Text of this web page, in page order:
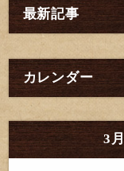
最新記事
カレンダー
3